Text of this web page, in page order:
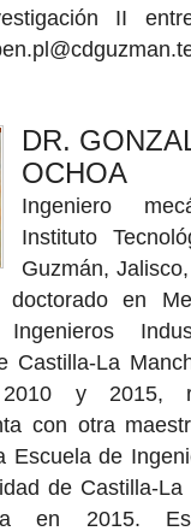
II
DR.
OCHOA
Ingeniero
Instituto
Guzmán,
en
Castilla-La
y 2015,
con otra
Escuela de
de Castilla-La
en 2015.